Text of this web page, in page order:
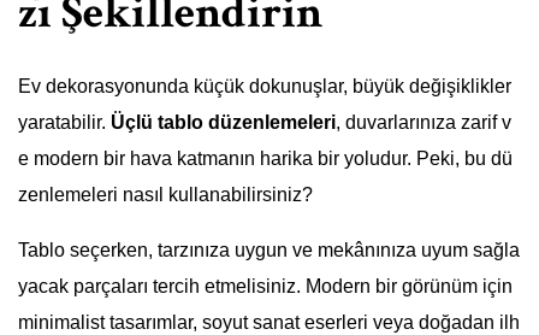
zı Şekillendirin
Ev dekorasyonunda küçük dokunuşlar, büyük değişiklikler
yaratabilir. Üçlü tablo düzenlemeleri, duvarlarınıza zarif v
e modern bir hava katmanın harika bir yoludur. Peki, bu dü
zenlemeleri nasıl kullanabilirsiniz?
Tablo seçerken, tarzınıza uygun ve mekânınıza uyum sağla
yacak parçaları tercih etmelisiniz. Modern bir görünüm için
minimalist tasarımlar, soyut sanat eserleri veya doğadan ilh